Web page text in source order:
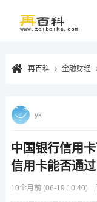
再百科 金融财经
中国银行信用
信用卡能否通过
10个月前 (06-19 10:40)
yk